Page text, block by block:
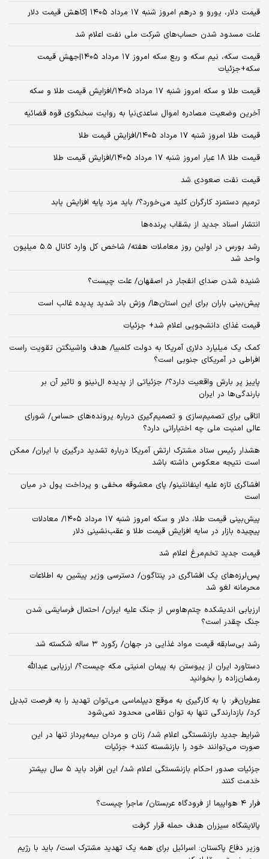
قیمت دلار، یورو و درهم امروز شنبه ۱۷ مرداد ۱۴۰۵ |کاهش قیمت دلار
علت مسدود شدن حساب‌های شرکت ملی نفت اعلام شد
قیمت سکه، نیم سکه و ربع سکه امروز ۱۷ مرداد ۱۴۰۵|جهش قیمت
سکه+جزئیات
قیمت طلا و سکه امروز شنبه ۱۷ مرداد ۱۴۰۵/افزایش قیمت طلا و سکه
آخرین وضعیت مصادره اموال ساعدی‌نیا به روایت سخنگوی قوه قضائیه
قیمت طلا امروز شنبه ۱۷ مرداد ۱۴۰۵/افزایش قیمت طلا
قیمت طلا ۱۸ عیار امروز شنبه ۱۷ مرداد ۱۴۰۵/افزایش قیمت طلا
قیمت نفت صعودی شد
ترمیم دستمزد کارگران کلید می‌خورد؟/ باید مزد پایه افزایش یابد
انتشار اسناد جدید از بشقاب پرنده‌ها
رشد بورس در اولین روز معاملات هفته/ شاخص کل وارد کانال ۵.۵ میلیون
واحد شد
شنیده شدن صدای انفجار در اصفهان/ علت چیست؟
پیش‌بینی باران برای این استان‌ها/ وزش باد شدید پدیده غالب است
قیمت غذای دانشجویی اعلام شد+ جزئیات
کمک یک میلیارد دلاری آمریکا به دولت کلمبیا/ هدف واشینگتن تقویت راست
افراطی در آمریکای جنوبی است؟
پاییز پر بارش واقعیت دارد؟/ جزئیاتی از پدیده ال‌نینو و تاثیر آن بر
بارندگی‌ها در ایران
اتاقی برای تصمیم‌سازی و تصمیم‌گیری درباره پرونده‌های حساس/ شورای
عالی امنیت ملی چه اختیاراتی دارد؟
هشدار رئیس ستاد مشترک ارتش آمریکا درباره تشدید درگیری با ایران/ ممکن
است نتیجه معکوس داشته باشد
افشاگری تازه علیه اینفانتینو/ پای معشوقه مخفی و پرداخت پول در میان
است
پیش‌بینی قیمت طلا، دلار و سکه امروز شنبه ۱۷ مرداد ۱۴۰۵/ معادلات
پیچیده بازار در سایه افزایش قیمت طلا و عقب‌نشینی دلار
قیمت جدید تخم‌مرغ اعلام شد
پس‌لرزه‌های یک افشاگری در پنتاگون/ دسترسی وزیر پیشین به اطلاعات
محرمانه لغو شد
ارزیابی اندیشکده چتم‌هاوس از جنگ علیه ایران/ احتمال فرسایشی شدن
جنگ چقدر است؟
رشد بی‌سابقه قیمت مواد غذایی در جهان/ رکورد ۳ ساله شکسته شد
دستاورد ایران از پیوستن به پیمان امنیتی مکه چیست؟/ ارزیابی عبدالله
رمضان‌زاده را بخوانید
عطریان‌فر: با به کارگیری به موقع دیپلماسی می‌توان تهدید را به فرصت تبدیل
کرد/ بازدارندگی تنها به توان نظامی محدود نمی‌شود
شرایط جدید بازنشستگی اعلام شد/ زنان و مردان بیمه‌پرداز تنها در این
صورت می‌توانند خود را بازنشسته کنند+ جزئیات
جزئیات صدور احکام بازنشستگی اعلام شد/ این افراد باید ۵ سال بیشتر
خدمت کنند
فرار ۴ هواپیما از فرودگاه عربستان/ ماجرا چیست؟
پالایشگاه سیزران هدف حمله قرار گرفت
وزیر دفاع پاکستان: اسرائیل برای همه یک تهدید مشترک است/ باید با رژیم